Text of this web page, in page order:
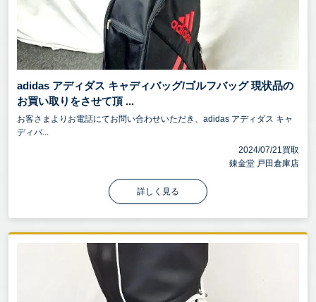
adidas アディダス キャディバッグ/ゴルフバッグ 現状品の
お買い取りをさせて頂 ...
お客さまよりお電話にてお問い合わせいただき、adidas アディダス キャ
ディバ...
2024/07/21買取
錬金堂 戸田倉庫店
詳しく見る